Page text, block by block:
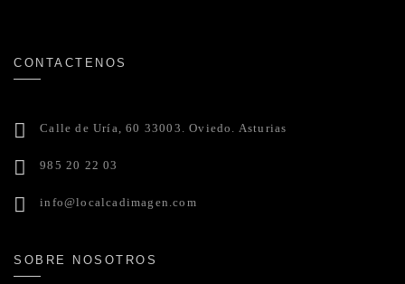
CONTACTENOS
Calle de Uría, 60 33003. Oviedo. Asturias
985 20 22 03
info@localcadimagen.com
SOBRE NOSOTROS